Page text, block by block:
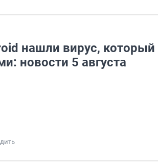
нашли вирус, который
новости 5 августа